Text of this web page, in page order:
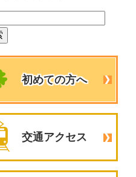
初めての方へ
交通アクセス